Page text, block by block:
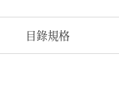
目錄規格